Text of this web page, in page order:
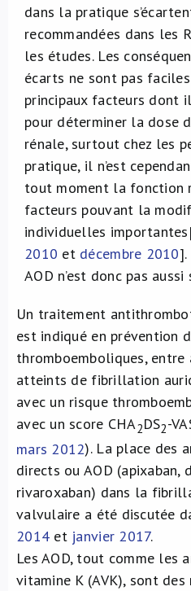
dans la pratique
recommandées dans les
les études. Les
écarts ne sont pas
principaux facteurs dont
pour déterminer la dose
rénale, surtout chez les
pratique, il n’est
tout moment la fonction
facteurs pouvant la
individuelles
2010 et décembre 2010
AOD n’est donc pas
Un traitement
est indiqué en prévention
thromboemboliques,
atteints de fibrillation
avec un risque
avec un score CHA2DS2-
mars 2012). La place des
directs ou AOD (apixaban,
rivaroxaban) dans la
valvulaire a été discutée
2014 et janvier 2017.
Les AOD, tout comme les
vitamine K (AVK), sont